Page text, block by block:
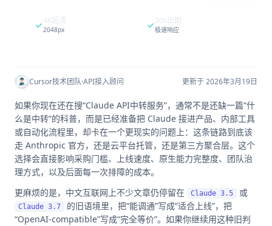
4K超清
2048px
30s出图
极速响应
Cursor技术团队·API接入顾问 更新于 2026年3月19日
如果你现在还在搜“Claude API中转服务”，通常不是还缺一篇“什
么是中转”的科普，而是已经准备把 Claude 接进产品、内部工具
或自动化流程里，却卡在一个更现实的问题上：这条链路到底该
走 Anthropic 官方，还是云平台托管，还是第三方聚合层。这个
选择会直接影响采购门槛、上线速度、原生能力完整度、团队治
理方式，以及后面每一次排障的成本。
更麻烦的是，中文互联网上不少文章仍停留在
Claude 3.5 或
Claude 3.7
的旧语境里，把“能调通”写成“适合上线”，把
“OpenAI-compatible”写成“完全等价”。如果你继续用这种旧判